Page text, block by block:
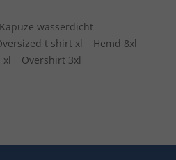
Kapuze wasserdicht
t shirt xl
Hemd 8xl
xl
Overshirt 3xl